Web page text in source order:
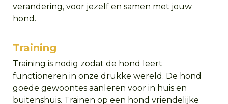
verandering, voor jezelf en samen met jouw
hond.
Training
Training is nodig zodat de hond leert
functioneren in onze drukke wereld. De hond
goede gewoontes aanleren voor in huis en
buitenshuis. Trainen op een hond vriendelijke